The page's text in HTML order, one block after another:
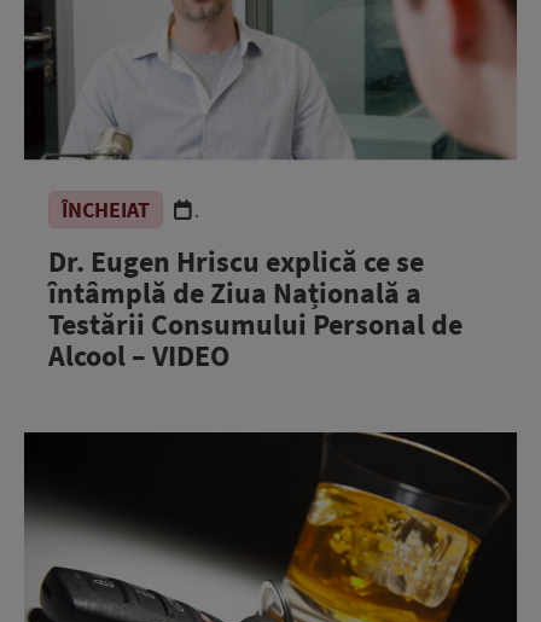
ÎNCHEIAT .
Dr. Eugen Hriscu explică ce se
întâmplă de Ziua Națională a
Testării Consumului Personal de
Alcool – VIDEO